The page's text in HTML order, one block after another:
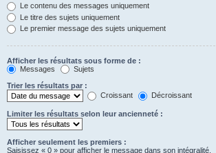
Le contenu des messages uniquement
Le titre des sujets uniquement
Le premier message des sujets uniquement
Afficher les résultats sous forme de :
Messages
Sujets
Trier les résultats par :
Croissant
Décroissant
Limiter les résultats selon leur ancienneté :
Afficher seulement les premiers :
Saisissez « 0 » pour afficher le message dans son intégralité.